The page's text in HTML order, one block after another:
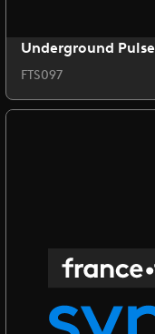
Underground Pulse
FTS097